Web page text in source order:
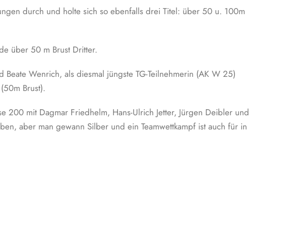
durch und holte sich so ebenfalls drei Titel: über 50 u. 100m
über 50 m Brust Dritter.
Wenrich, als diesmal jüngste TG-Teilnehmerin (AK W 25)
Brust).
200 mit Dagmar Friedhelm, Hans-Ulrich Jetter, Jürgen Deibler und
aber man gewann Silber und ein Teamwettkampf ist auch für in